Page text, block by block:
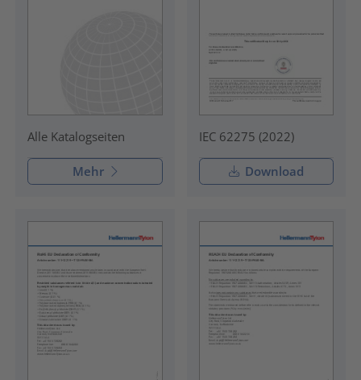
Alle Katalogseiten
Mehr
IEC 62275 (2022)
Download